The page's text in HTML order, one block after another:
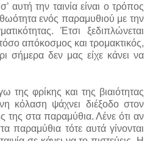
αυτή την ταινία είναι ο τρόπος
ενός παραμυθιού με την
Έτσι ξεδιπλώνεται
απόκοσμος και τρομακτικός,
σήμερα δεν μας είχε κάνει να
της φρίκης και της βιαιότητας
κόλαση ψάχνει διέξοδο στον
της στα παραμύθια. Λένε ότι αν
παραμύθια τότε αυτά γίνονται